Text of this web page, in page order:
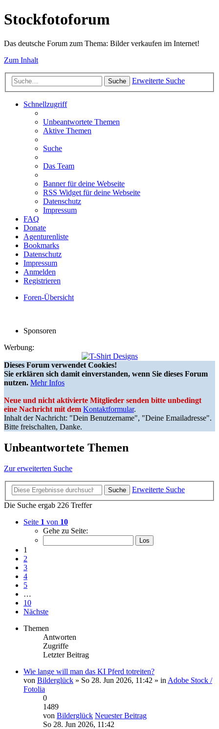
Stockfotoforum
Das deutsche Forum zum Thema: Bilder verkaufen im Internet!
Zum Inhalt
Suche Erweiterte Suche
Schnellzugriff
Unbeantwortete Themen
Aktive Themen
Suche
Das Team
Banner für deine Webseite
RSS Widget für deine Webseite
Datenschutz
Impressum
FAQ
Donate
Agenturenliste
Bookmarks
Datenschutz
Impressum
Anmelden
Registrieren
Foren-Übersicht
Sponsoren
Werbung:
Dieses Forum verwendet Cookies!
Sie erklären sich damit einverstanden, wenn Sie dieses Forum
nutzen. Mehr Infos
Neue und nicht aktivierte Mitglieder senden bitte unbedingt
eine Nachricht mit dem Kontaktformular.
Inhalt der Nachricht: "Dein Benutzername", "Deine Emailadresse".
Bitte freischalten, Danke.
Unbeantwortete Themen
Zur erweiterten Suche
Suche
Erweiterte Suche
Die Suche ergab 226 Treffer
Seite 1 von 10
Gehe zu Seite:
1
2
3
4
5
…
10
Nächste
Themen
Antworten
Zugriffe
Letzter Beitrag
Wie lange will man das KI Pferd totreiten?
von Bilderglück » So 28. Jun 2026, 11:42 » in Adobe Stock /
Fotolia
0
1489
von Bilderglück Neuester Beitrag
So 28. Jun 2026, 11:42